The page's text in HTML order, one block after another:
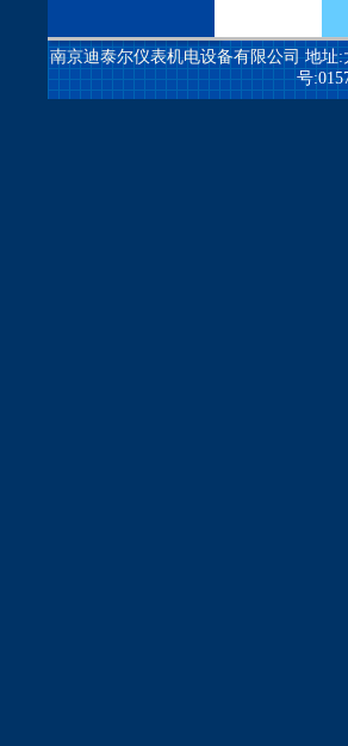
南京迪泰尔仪表机电设备有限公司 地址:
号